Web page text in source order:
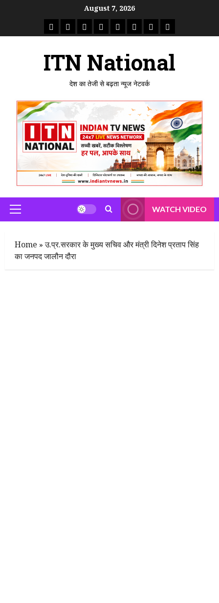
August 7, 2026
राष्ट्रीयताजा
उत्तर
मध्य
राजस्थान
पंजाब गुजरातमहाराष्ट्र
ITN National
देश का तेजी से बढ़ता न्यूज नेटवर्क
Primary
Menu
WATCH VIDEO
Home »उ.प्र.सरकार के मुख्य सचिव और मंत्री दिनेश प्रताप सिंह
का जनपद जालौन दौरा